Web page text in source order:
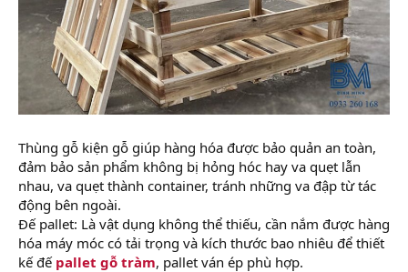
Thùng gỗ kiện gỗ giúp hàng hóa được bảo quản an toàn,
đảm bảo sản phẩm không bị hỏng hóc hay va quẹt lẫn
nhau, va quẹt thành container, tránh những va đập từ tác
động bên ngoài.
Đế pallet: Là vật dụng không thể thiếu, cần nắm được hàng
hóa máy móc có tải trọng và kích thước bao nhiêu để thiết
kế đế pallet gỗ tràm, pallet ván ép phù hợp.